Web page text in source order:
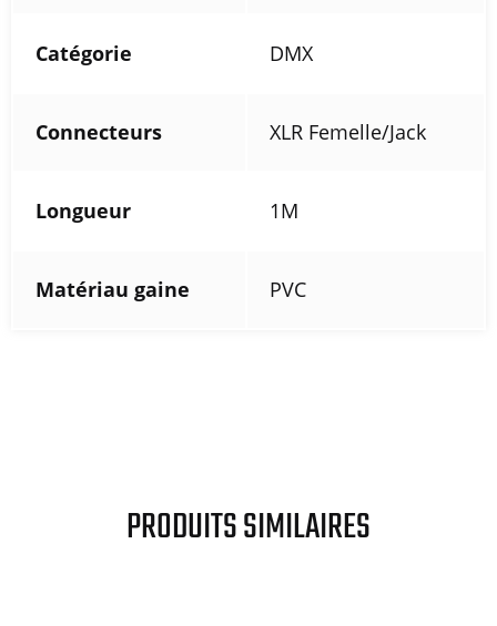
Catégorie DMX
Connecteurs XLR Femelle/Jack
Longueur 1M
Matériau gaine PVC
PRODUITS SIMILAIRES